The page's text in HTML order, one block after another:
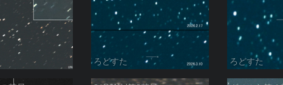
ろどすた ろどすた